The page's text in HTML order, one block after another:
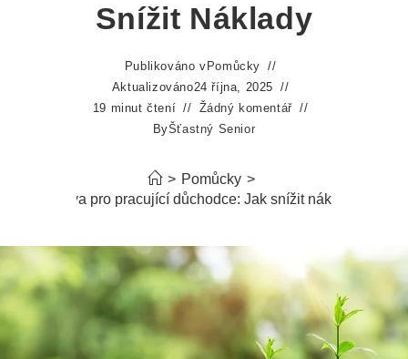
Snížit Náklady
Publikováno v Pomůcky
Aktualizováno24 října, 2025
19 minut čtení
Žádný komentář
ByŠťastný Senior
> Pomůcky >
Sleva pro pracující důchodce: Jak snížit náklady